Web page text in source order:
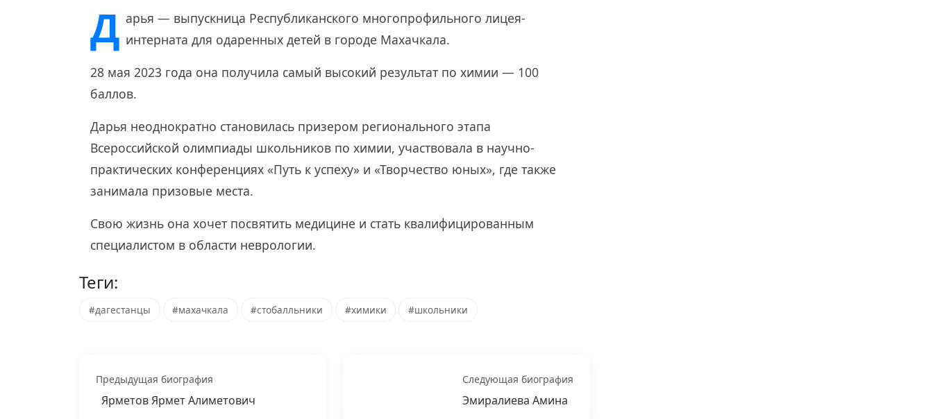
Д арья — выпускница Республиканского многопрофильного лицея-
интерната для одаренных детей в городе Махачкала.
28 мая 2023 года она получила самый высокий результат по химии — 100
баллов.
Дарья неоднократно становилась призером регионального этапа
Всероссийской олимпиады школьников по химии, участвовала в научно-
практических конференциях «Путь к успеху» и «Творчество юных», где также
занимала призовые места.
Свою жизнь она хочет посвятить медицине и стать квалифицированным
специалистом в области неврологии.
Теги:
#дагестанцы #махачкала #стобалльники #химики #школьники
Предыдущая биография
Ярметов Ярмет Алиметович
Следующая биография
Эмиралиева Амина